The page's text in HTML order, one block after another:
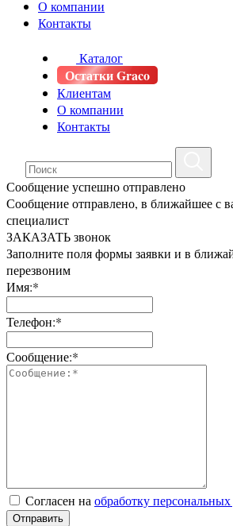
О компании
Контакты
Каталог
Остатки Graco
Клиентам
О компании
Контакты
Сообщение успешно отправлено
Сообщение отправлено, в ближайшее с
специалист
ЗАКАЗАТЬ звонок
Заполните поля формы заявки и в
перезвоним
Имя:*
Телефон:*
Сообщение:*
Согласен на обработку
Отправить